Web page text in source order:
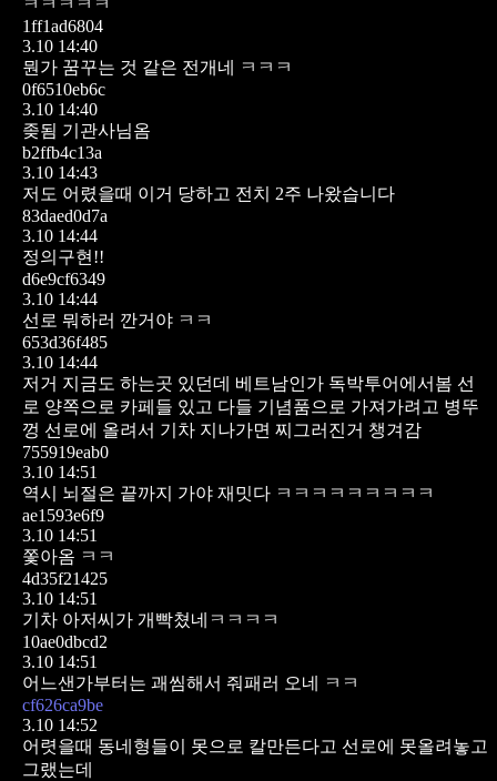
1ff1ad6804
3.10 14:40
뭔가 꿈꾸는 것 같은 전개네 ㅋㅋㅋ
0f6510eb6c
3.10 14:40
좆됨 기관사님옴
b2ffb4c13a
3.10 14:43
저도 어렸을때 이거 당하고 전치 2주 나왔습니다
83daed0d7a
3.10 14:44
정의구현!!
d6e9cf6349
3.10 14:44
선로 뭐하러 깐거야 ㅋㅋ
653d36f485
3.10 14:44
저거 지금도 하는곳 있던데 베트남인가 독박투어에서봄 선
로 양쪽으로 카페들 있고 다들 기념품으로 가져가려고 병뚜
껑 선로에 올려서 기차 지나가면 찌그러진거 챙겨감
755919eab0
3.10 14:51
역시 뇌절은 끝까지 가야 재밋다 ㅋㅋㅋㅋㅋㅋㅋㅋㅋ
ae1593e6f9
3.10 14:51
쫓아옴 ㅋㅋ
4d35f21425
3.10 14:51
기차 아저씨가 개빡쳤네ㅋㅋㅋㅋ
10ae0dbcd2
3.10 14:51
어느샌가부터는 괘씸해서 줘패러 오네 ㅋㅋ
cf626ca9be
3.10 14:52
어렷을때 동네형들이 못으로 칼만든다고 선로에 못올려놓고
그랬는데